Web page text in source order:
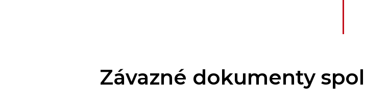
Závazné dokumenty